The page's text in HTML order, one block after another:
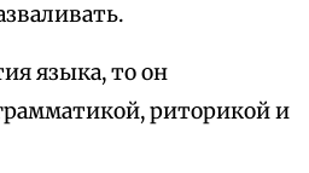
языка, то он
риторикой и